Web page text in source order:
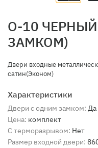
О-10
ЗАМКОМ)
Двери входные
сатин(Эконом)
Характеристики
Двери с одним замком: Да
Цена: комплект
С терморазрывом: Нет
Размер входной двери: